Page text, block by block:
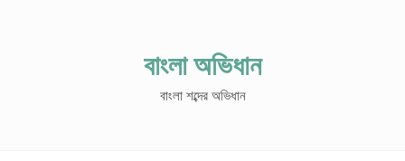
বাংলা অভিধান
বাংলা শব্দের অভিধান